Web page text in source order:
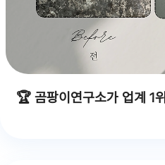
🏆 곰팡이연구소가 업계 1